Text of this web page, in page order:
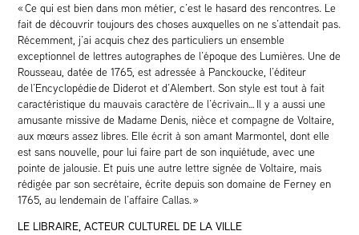
« Ce qui est bien dans mon métier, c’est le hasard des rencontres. Le
fait de découvrir toujours des choses auxquelles on ne s’attendait pas.
Récemment, j’ai acquis chez des particuliers un ensemble
exceptionnel de lettres autographes de l’époque des Lumières. Une de
Rousseau, datée de 1765, est adressée à Panckoucke, l’éditeur
de l’Encyclopédie de Diderot et d’Alembert. Son style est tout à fait
caractéristique du mauvais caractère de l’écrivain… Il y a aussi une
amusante missive de Madame Denis, nièce et compagne de Voltaire,
aux mœurs assez libres. Elle écrit à son amant Marmontel, dont elle
est sans nouvelle, pour lui faire part de son inquiétude, avec une
pointe de jalousie. Et puis une autre lettre signée de Voltaire, mais
rédigée par son secrétaire, écrite depuis son domaine de Ferney en
1765, au lendemain de l’affaire Callas. »
LE LIBRAIRE, ACTEUR CULTUREL DE LA VILLE